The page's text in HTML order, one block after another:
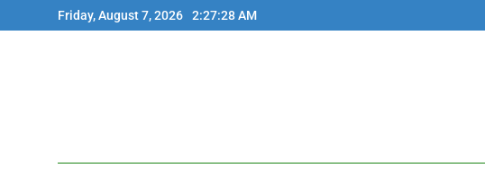
to
Friday, August 7, 2026 2:27:29 AM